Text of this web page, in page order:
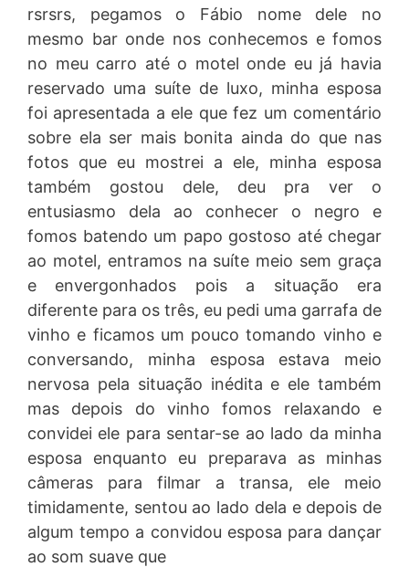
rsrsrs, pegamos o Fábio nome dele no
mesmo bar onde nos conhecemos e fomos
no meu carro até o motel onde eu já havia
reservado uma suíte de luxo, minha esposa
foi apresentada a ele que fez um comentário
sobre ela ser mais bonita ainda do que nas
fotos que eu mostrei a ele, minha esposa
também gostou dele, deu pra ver o
entusiasmo dela ao conhecer o negro e
fomos batendo um papo gostoso até chegar
ao motel, entramos na suíte meio sem graça
e envergonhados pois a situação era
diferente para os três, eu pedi uma garrafa de
vinho e ficamos um pouco tomando vinho e
conversando, minha esposa estava meio
nervosa pela situação inédita e ele também
mas depois do vinho fomos relaxando e
convidei ele para sentar-se ao lado da minha
esposa enquanto eu preparava as minhas
câmeras para filmar a transa, ele meio
timidamente, sentou ao lado dela e depois de
algum tempo a convidou esposa para dançar
ao som suave que